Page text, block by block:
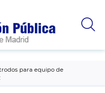
para equipo de